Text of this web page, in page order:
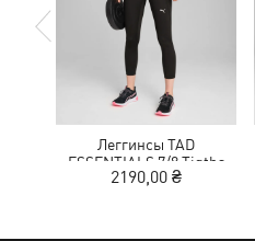
Леггинсы TAD
ESSENTIALS 7/8 Tigths
Women
2190,00 ₴